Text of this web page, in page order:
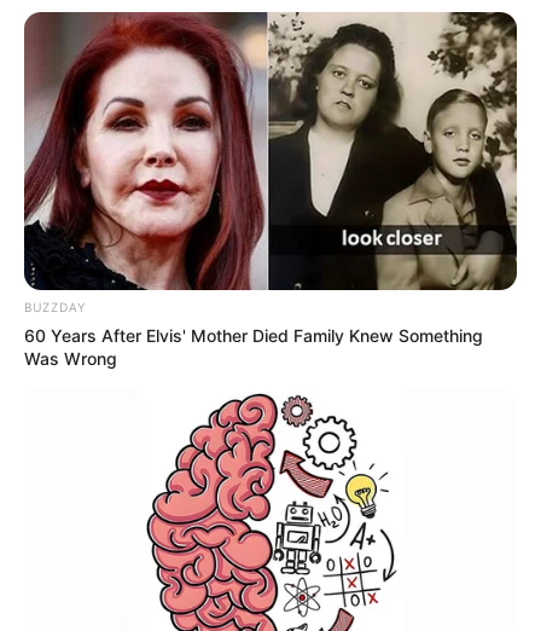
www.jasb.com.br.
BUZZDAY
60 Years After Elvis' Mother Died Family Knew Something
Was Wrong